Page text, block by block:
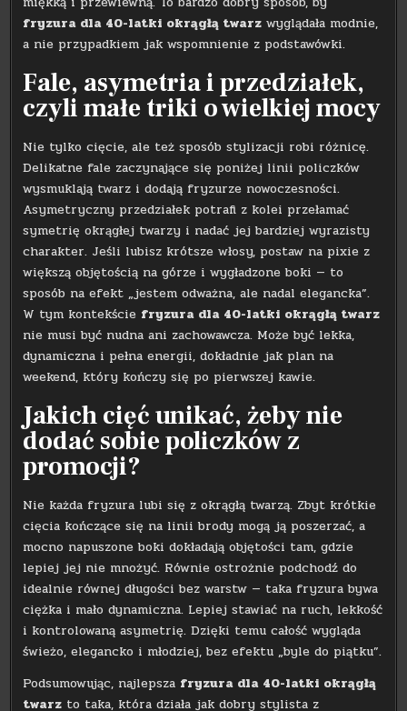
fryzura dla 40-latki okrągłą twarz wyglądała modnie,
a nie przypadkiem jak wspomnienie z podstawówki.
Fale, asymetria i przedziałek,
czyli małe triki o wielkiej mocy
Nie tylko cięcie, ale też sposób stylizacji robi różnicę.
Delikatne fale zaczynające się poniżej linii policzków
wysmuklają twarz i dodają fryzurze nowoczesności.
Asymetryczny przedziałek potrafi z kolei przełamać
symetrię okrągłej twarzy i nadać jej bardziej wyrazisty
charakter. Jeśli lubisz krótsze włosy, postaw na pixie z
większą objętością na górze i wygładzone boki — to
sposób na efekt „jestem odważna, ale nadal elegancka”.
W tym kontekście fryzura dla 40-latki okrągłą twarz
nie musi być nudna ani zachowawcza. Może być lekka,
dynamiczna i pełna energii, dokładnie jak plan na
weekend, który kończy się po pierwszej kawie.
Jakich cięć unikać, żeby nie
dodać sobie policzków z
promocji?
Nie każda fryzura lubi się z okrągłą twarzą. Zbyt krótkie
cięcia kończące się na linii brody mogą ją poszerzać, a
mocno napuszone boki dokładają objętości tam, gdzie
lepiej jej nie mnożyć. Równie ostrożnie podchodź do
idealnie równej długości bez warstw — taka fryzura bywa
ciężka i mało dynamiczna. Lepiej stawiać na ruch, lekkość
i kontrolowaną asymetrię. Dzięki temu całość wygląda
świeżo, elegancko i młodziej, bez efektu „byle do piątku”.
Podsumowując, najlepsza fryzura dla 40-latki okrągłą
twarz to taka, która działa jak dobry stylista z